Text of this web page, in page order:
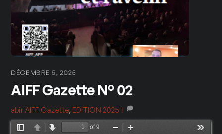
DÉCEMBRE 5, 2025
AIFF Gazette N° 02
abirAIFF Gazette, EDITION 2025 1